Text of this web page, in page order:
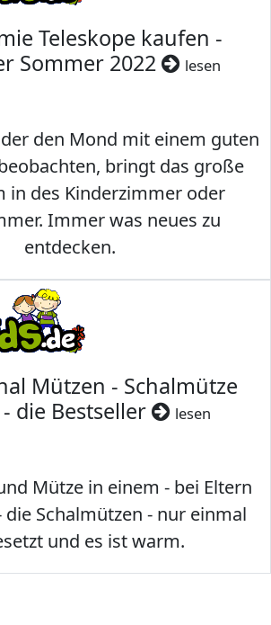
Teleskope kaufen -
Sommer 2022
lesen
den Mond mit einem guten
bringt das große
in des Kinderzimmer oder
Immer was neues zu
entdecken.
Mützen - Schalmütze
die Bestseller
lesen
Mütze in einem - bei Eltern
die Schalmützen - nur einmal
und es ist warm.